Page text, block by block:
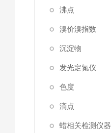
沸点
溴价溴指数
沉淀物
发光定氮仪
色度
滴点
蜡相关检测仪器